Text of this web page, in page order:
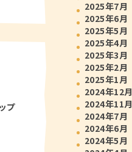
プ
2025年7月
2025年6月
2025年5月
2025年4月
2025年3月
2025年2月
2025年1月
2024年12月
2024年11月
2024年7月
2024年6月
2024年5月